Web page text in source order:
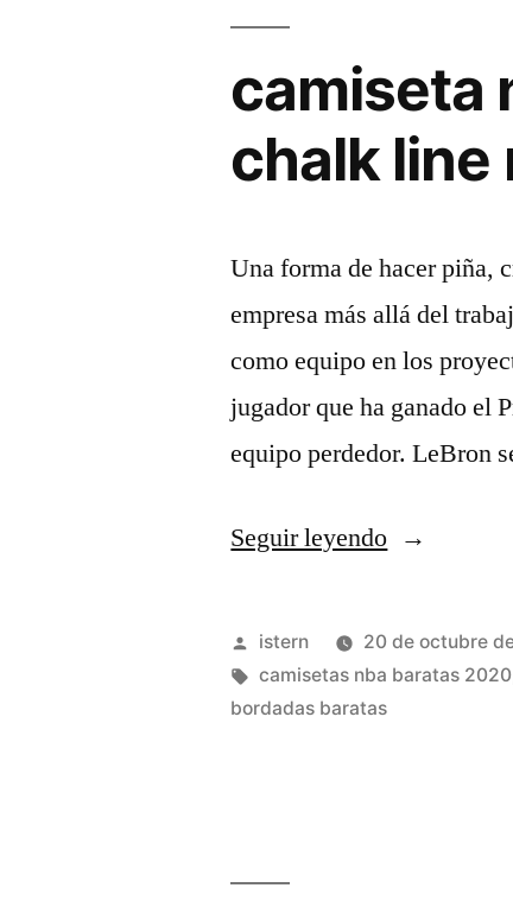
camiseta
chalk line
Una forma de hacer piña,
empresa más allá del
como equipo en los
jugador que ha ganado el
equipo perdedor. LeBron
Seguir leyendo«camiseta
boston
celtics
new
Publicado
por
istern 20 de octubre
Etiquetas:
camisetas nba baratas 2020
bordadas baratas